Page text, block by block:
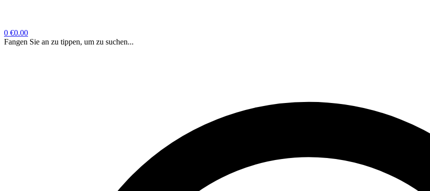
0 €0.00
Fangen Sie an zu tippen, um zu suchen...